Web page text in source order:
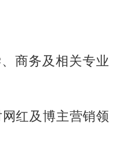
商务及相关专业
红及博主营销领